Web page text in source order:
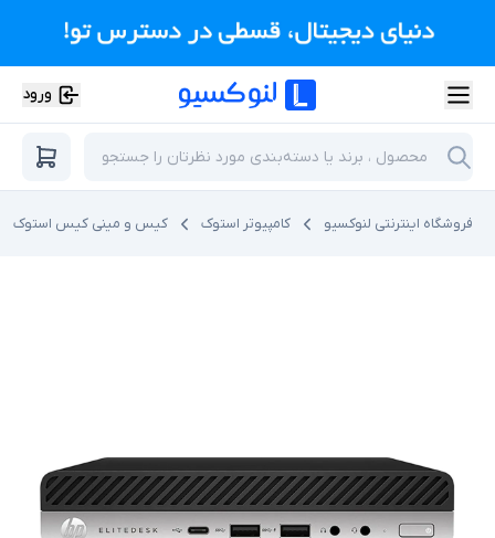
ورود
فروشگاه اینترنتی لنوکسیو کامپیوتر استوک کیس و مینی کیس استوک